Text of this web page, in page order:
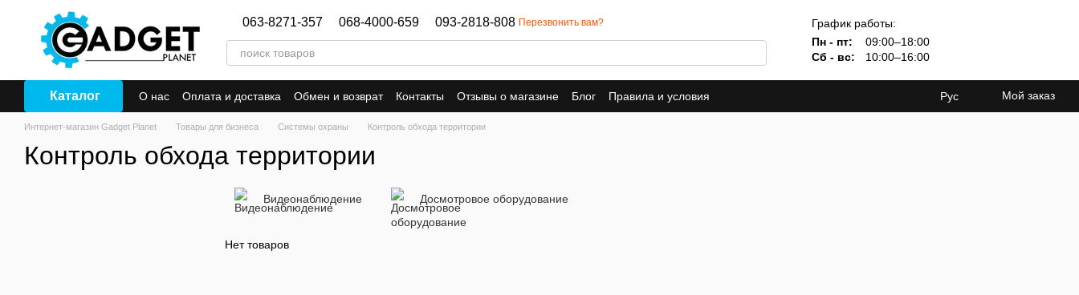
Перейти к основному контенту
063-8271-357 068-4000-659 093-2818-808 Перезвонить вам?
График работы:
Пн - пт:
09:00–18:00
Сб - вс:
10:00–16:00
Каталог О нас Оплата и доставка Обмен и возврат Контакты Отзывы о магазине Блог Правила и условия Рус Мой заказ
Интернет-магазин Gadget Planet Товары для бизнеса Системы охраны Контроль обхода территории
Контроль обхода территории
Видеонаблюдение Досмотровое оборудование
Нет товаров